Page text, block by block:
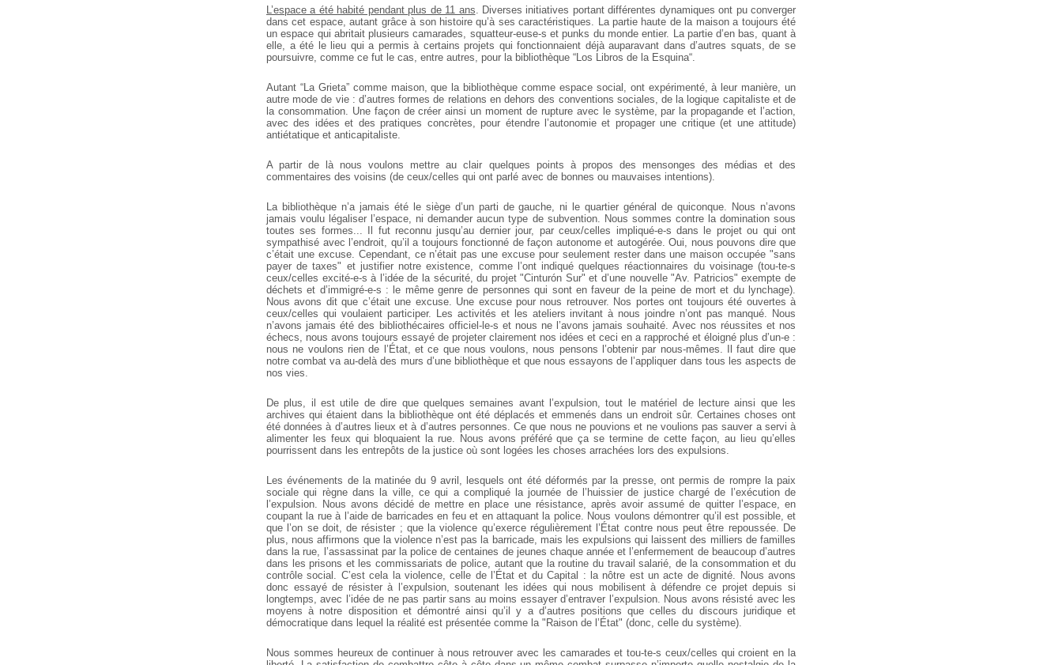
L’espace a été habité pendant plus de 11 ans. Diverses initiatives portant différentes dynamiques ont pu converger
dans cet espace, autant grâce à son histoire qu’à ses caractéristiques. La partie haute de la maison a toujours été
un espace qui abritait plusieurs camarades, squatteur-euse-s et punks du monde entier. La partie d’en bas, quant à
elle, a été le lieu qui a permis à certains projets qui fonctionnaient déjà auparavant dans d’autres squats, de se
poursuivre, comme ce fut le cas, entre autres, pour la bibliothèque “Los Libros de la Esquina“.
Autant “La Grieta” comme maison, que la bibliothèque comme espace social, ont expérimenté, à leur manière, un
autre mode de vie : d’autres formes de relations en dehors des conventions sociales, de la logique capitaliste et de
la consommation. Une façon de créer ainsi un moment de rupture avec le système, par la propagande et l’action,
avec des idées et des pratiques concrètes, pour étendre l’autonomie et propager une critique (et une attitude)
antiétatique et anticapitaliste.
A partir de là nous voulons mettre au clair quelques points à propos des mensonges des médias et des
commentaires des voisins (de ceux/celles qui ont parlé avec de bonnes ou mauvaises intentions).
La bibliothèque n’a jamais été le siège d’un parti de gauche, ni le quartier général de quiconque. Nous n’avons
jamais voulu légaliser l’espace, ni demander aucun type de subvention. Nous sommes contre la domination sous
toutes ses formes... Il fut reconnu jusqu’au dernier jour, par ceux/celles impliqué-e-s dans le projet ou qui ont
sympathisé avec l’endroit, qu’il a toujours fonctionné de façon autonome et autogérée. Oui, nous pouvons dire que
c’était une excuse. Cependant, ce n’était pas une excuse pour seulement rester dans une maison occupée "sans
payer de taxes" et justifier notre existence, comme l’ont indiqué quelques réactionnaires du voisinage (tou-te-s
ceux/celles excité-e-s à l’idée de la sécurité, du projet "Cinturón Sur" et d’une nouvelle "Av. Patricios" exempte de
déchets et d’immigré-e-s : le même genre de personnes qui sont en faveur de la peine de mort et du lynchage).
Nous avons dit que c’était une excuse. Une excuse pour nous retrouver. Nos portes ont toujours été ouvertes à
ceux/celles qui voulaient participer. Les activités et les ateliers invitant à nous joindre n’ont pas manqué. Nous
n’avons jamais été des bibliothécaires officiel-le-s et nous ne l’avons jamais souhaité. Avec nos réussites et nos
échecs, nous avons toujours essayé de projeter clairement nos idées et ceci en a rapproché et éloigné plus d’un-e :
nous ne voulons rien de l’État, et ce que nous voulons, nous pensons l’obtenir par nous-mêmes. Il faut dire que
notre combat va au-delà des murs d’une bibliothèque et que nous essayons de l’appliquer dans tous les aspects de
nos vies.
De plus, il est utile de dire que quelques semaines avant l’expulsion, tout le matériel de lecture ainsi que les
archives qui étaient dans la bibliothèque ont été déplacés et emmenés dans un endroit sûr. Certaines choses ont
été données à d’autres lieux et à d’autres personnes. Ce que nous ne pouvions et ne voulions pas sauver a servi à
alimenter les feux qui bloquaient la rue. Nous avons préféré que ça se termine de cette façon, au lieu qu’elles
pourrissent dans les entrepôts de la justice où sont logées les choses arrachées lors des expulsions.
Les événements de la matinée du 9 avril, lesquels ont été déformés par la presse, ont permis de rompre la paix
sociale qui règne dans la ville, ce qui a compliqué la journée de l’huissier de justice chargé de l’exécution de
l’expulsion. Nous avons décidé de mettre en place une résistance, après avoir assumé de quitter l’espace, en
coupant la rue à l’aide de barricades en feu et en attaquant la police. Nous voulons démontrer qu’il est possible, et
que l’on se doit, de résister ; que la violence qu’exerce régulièrement l’État contre nous peut être repoussée. De
plus, nous affirmons que la violence n’est pas la barricade, mais les expulsions qui laissent des milliers de familles
dans la rue, l’assassinat par la police de centaines de jeunes chaque année et l’enfermement de beaucoup d’autres
dans les prisons et les commissariats de police, autant que la routine du travail salarié, de la consommation et du
contrôle social. C’est cela la violence, celle de l’État et du Capital : la nôtre est un acte de dignité. Nous avons
donc essayé de résister à l’expulsion, soutenant les idées qui nous mobilisent à défendre ce projet depuis si
longtemps, avec l’idée de ne pas partir sans au moins essayer d’entraver l’expulsion. Nous avons résisté avec les
moyens à notre disposition et démontré ainsi qu’il y a d’autres positions que celles du discours juridique et
démocratique dans lequel la réalité est présentée comme la "Raison de l’État" (donc, celle du système).
Nous sommes heureux de continuer à nous retrouver avec les camarades et tou-te-s ceux/celles qui croient en la